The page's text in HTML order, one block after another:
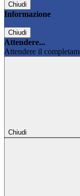
Chiudi
Informazione
Chiudi
Attendere...
Attendere il
Chiudi